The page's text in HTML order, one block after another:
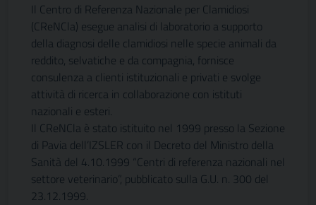
Il Centro di Referenza Nazionale per Clamidiosi
(CReNCla) esegue analisi di laboratorio a supporto
della diagnosi delle clamidiosi nelle specie animali da
reddito, selvatiche e da compagnia, fornisce
consulenza a clienti istituzionali e privati e svolge
attività di ricerca in collaborazione con istituti
nazionali e esteri.
Il CReNCla è stato istituito nel 1999 presso la Sezione
di Pavia dell’IZSLER con il Decreto del Ministro della
Sanità del 4.10.1999 “Centri di referenza nazionali nel
settore veterinario”, pubblicato sulla G.U. n. 300 del
23.12.1999.